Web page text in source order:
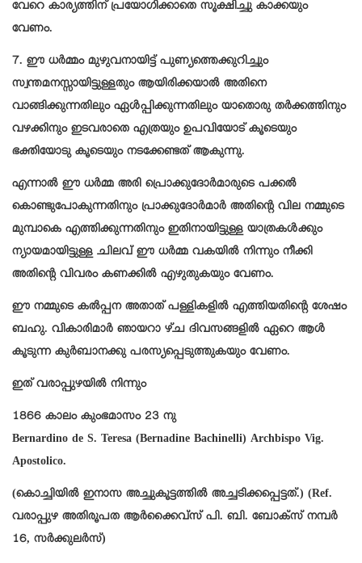
വേറെ കാര്യത്തിന് പ്രയോഗിക്കാതെ സൂക്ഷിച്ചു കാക്കയും
വേണം.
7. ഈ ധർമ്മം മുഴുവനായിട്ട് പുണ്യത്തെക്കുറിച്ചും
സ്വന്തമനസ്സായിട്ടുള്ളതും ആയിരിക്കയാൽ അതിനെ
വാങ്ങിക്കുന്നതിലും ഏൾപ്പിക്കുന്നതിലും യാതൊരു തർക്കത്തിനും
വഴക്കിനും ഇടവരാതെ എത്രയും ഉപവിയോട് കൂടെയും
ഭക്തിയോടു കൂടെയും നടക്കേണ്ടത് ആകുന്നു.
എന്നാൽ ഈ ധർമ്മ അരി പ്രൊക്കുദോർമാരുടെ പക്കൽ
കൊണ്ടുപോകുന്നതിനും പ്രാക്കുദോർമാർ അതിന്റെ വില നമ്മുടെ
മുമ്പാകെ എത്തിക്കുന്നതിനും ഇതിനായിട്ടുള്ള യാത്രകൾക്കും
ന്യായമായിട്ടുള്ള ചിലവ് ഈ ധർമ്മ വകയിൽ നിന്നും നീക്കി
അതിന്റെ വിവരം കണക്കിൽ എഴുതുകയും വേണം.
ഈ നമ്മുടെ കൽപ്പന അതാത് പള്ളികളിൽ എത്തിയതിന്റെ ശേഷം
ബഹു. വികാരിമാർ ഞായറാ ഴ്ച ദിവസങ്ങളിൽ ഏറെ ആൾ
കൂടുന്ന കുർബാനക്കു പരസ്യപ്പെടുത്തുകയും വേണം.
ഇത് വരാപ്പുഴയിൽ നിന്നും
1866 കാലം കുംഭമാസം 23 നു
Bernardino de S. Teresa (Bernadine Bachinelli) Archbispo Vig.
Apostolico.
(കൊച്ചിയിൽ ഇനാസ അച്ചുകൂട്ടത്തിൽ അച്ചടിക്കപ്പെട്ടത്.) (Ref.
വരാപ്പുഴ അതിരൂപത ആർക്കൈവ്സ് പി. ബി. ബോക്സ് നമ്പർ
16, സർക്കുലർസ്)